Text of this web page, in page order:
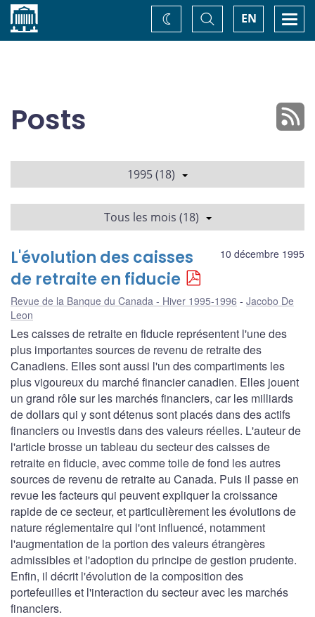
Accueil EN
Basculer
la
recherche
Changez
de
Posts
1995 (18)
Tous les mois (18)
10 décembre 1995
L'évolution des caisses
de retraite en fiducie
Revue de la Banque du Canada - Hiver 1995-1996
Jacobo De
Leon
Les caisses de retraite en fiducie représentent l'une des
plus importantes sources de revenu de retraite des
Canadiens. Elles sont aussi l'un des compartiments les
plus vigoureux du marché financier canadien. Elles jouent
un grand rôle sur les marchés financiers, car les milliards
de dollars qui y sont détenus sont placés dans des actifs
financiers ou investis dans des valeurs réelles. L'auteur de
l'article brosse un tableau du secteur des caisses de
retraite en fiducie, avec comme toile de fond les autres
sources de revenu de retraite au Canada. Puis il passe en
revue les facteurs qui peuvent expliquer la croissance
rapide de ce secteur, et particulièrement les évolutions de
nature réglementaire qui l'ont influencé, notamment
l'augmentation de la portion des valeurs étrangères
admissibles et l'adoption du principe de gestion prudente.
Enfin, il décrit l'évolution de la composition des
portefeuilles et l'interaction du secteur avec les marchés
financiers.